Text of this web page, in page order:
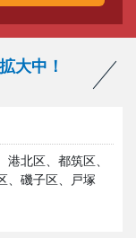
大中！
北区、都筑区、
、磯子区、戸塚